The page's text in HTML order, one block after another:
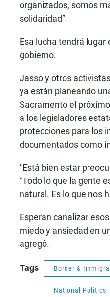
organizados, somos
solidaridad”.
Esa lucha tendrá lugar
gobierno.
Jasso y otros
ya están planeando
Sacramento el
a los legisladores
protecciones para los
documentados como
“Está bien estar
“Todo lo que la gente
natural. Es lo que nos
Esperan canalizar
miedo y ansiedad en
agregó.
Tags Border &
National Politics